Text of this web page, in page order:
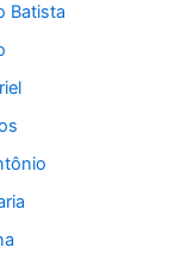
Batista